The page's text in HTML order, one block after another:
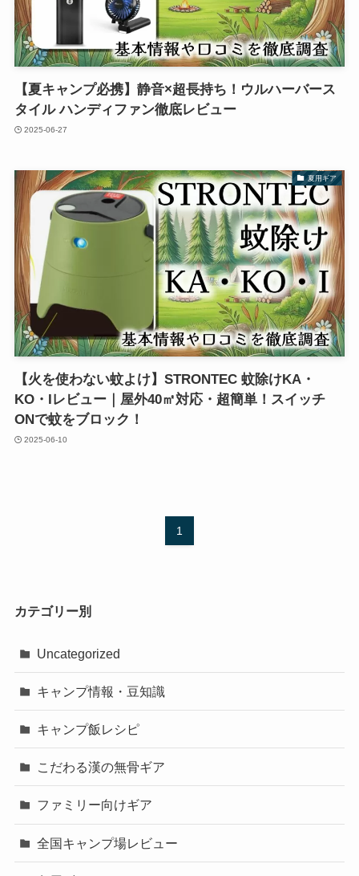
【夏キャンプ必携】静音×超長持ち！ウルハーバース
タイル ハンディファン徹底レビュー
2025-06-27
夏用ギア
【火を使わない蚊よけ】STRONTEC 蚊除けKA・
KO・Iレビュー｜屋外40㎡対応・超簡単！スイッチ
ONで蚊をブロック！
2025-06-10
1
カテゴリー別
Uncategorized
キャンプ情報・豆知識
キャンプ飯レシピ
こだわる漢の無骨ギア
ファミリー向けギア
全国キャンプ場レビュー